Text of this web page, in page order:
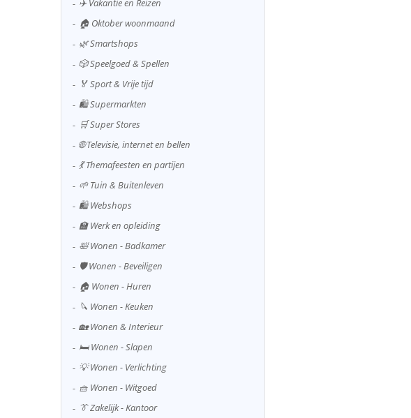
✈️ Vakantie en Reizen
🏠 Oktober woonmaand
🌿 Smartshops
🎲 Speelgoed & Spellen
🏅 Sport & Vrije tijd
🛍️ Supermarkten
🛒 Super Stores
🌐 Televisie, internet en bellen
💃 Themafeesten en partijen
🌱 Tuin & Buitenleven
🛍️ Webshops
🏫 Werk en opleiding
🛀 Wonen - Badkamer
🛡️ Wonen - Beveiligen
🏠 Wonen - Huren
🔪 Wonen - Keuken
🏡 Wonen & Interieur
🛏️ Wonen - Slapen
💡 Wonen - Verlichting
🧺 Wonen - Witgoed
👔 Zakelijk - Kantoor